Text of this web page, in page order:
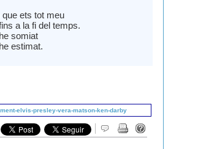
ets tot meu
a la fi del temps.
somiat
estimat.
elvis-presley-vera-matson-ken-darby